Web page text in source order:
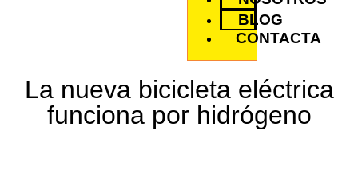
BLOG
CONTACTA
La nueva bicicleta eléctrica
funciona por hidrógeno